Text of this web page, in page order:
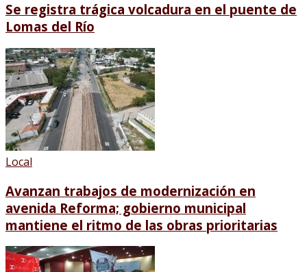
Se registra trágica volcadura en el puente de
Lomas del Río
Local
Avanzan trabajos de modernización en
avenida Reforma; gobierno municipal
mantiene el ritmo de las obras prioritarias